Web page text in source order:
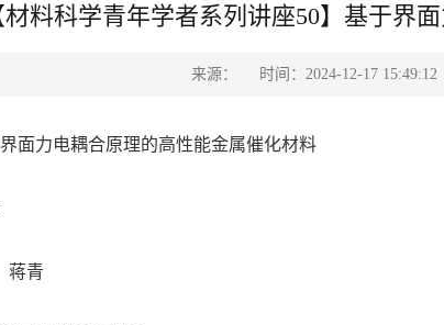
材料科学青年学者系列讲座50】基于界
来源： 时间：2024-12-17 15:49:12
面力电耦合原理的高性能金属催化材料
蒋青